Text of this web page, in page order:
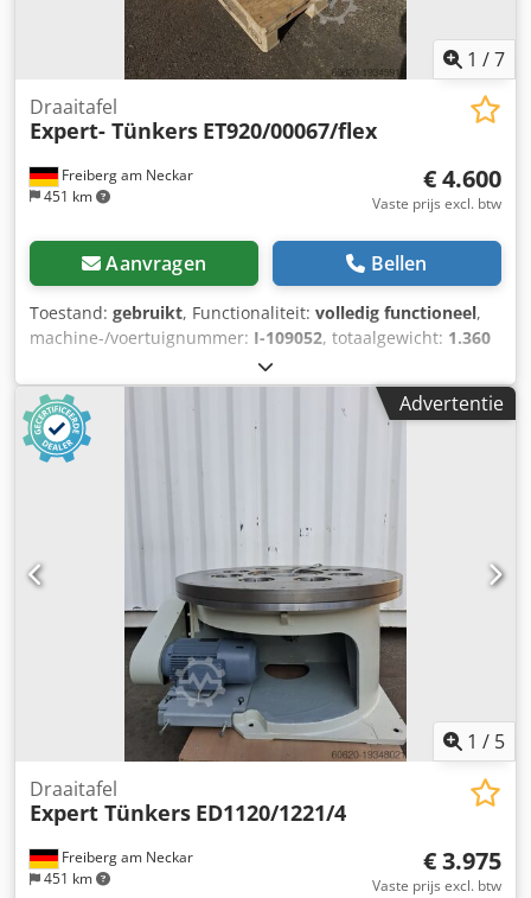
1 /7
Freiberg am Neckar
451 km
Draaitafel
Expert- Tünkers ET920/00067/flex
€ 4.600
Vaste prijs excl. btw
Aanvragen Bellen
Toestand: gebruikt, Functionaliteit: volledig functioneel,
machine-/voertuignummer: I-109052, totaalgewicht: 1.360
, De Expert Tünkers ET920/00067/flex draaitafel is een
veelzijdige en krachtige oplossing voor nauwkeurige
positionering en automatisering in industriële
productieprocessen. Het flexibele ontwerp maakt efficiënte
rotatie en uitlijning van werkstukken mogelijk, waardoor
nauwkeurigheid wordt verhoogd. De draaitafel kenmerkt
zich door zijn robuuste constructie en betrouwbare
functionaliteit, waardoor een lange levensduur wordt
gegarandeerd, zelfs onder veeleisende omstandigheden.
Djdpfswrpt Rsx Afvokr
Advertentie
1 / 5
Freiberg am Neckar
451 km
Draaitafel
Expert Tünkers ED1120/1221/4
€ 3.975
Vaste prijs excl. btw